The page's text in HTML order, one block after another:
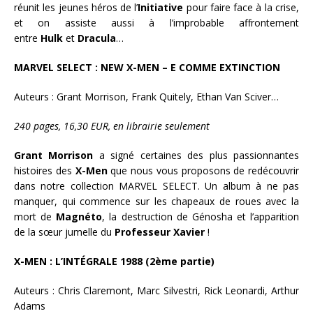
réunit les jeunes héros de l’Initiative pour faire face à la crise,
et on assiste aussi à l’improbable affrontement
entre Hulk et Dracula…
MARVEL SELECT : NEW X-MEN – E COMME EXTINCTION
Auteurs : Grant Morrison, Frank Quitely, Ethan Van Sciver…
240 pages, 16,30 EUR, en librairie seulement
Grant Morrison a signé certaines des plus passionnantes
histoires des X-Menque nous vous proposons de redécouvrir
dans notre collection MARVEL SELECT. Un album à ne pas
manquer, qui commence sur les chapeaux de roues avec la
mort de Magnéto, la destruction de Génosha et l’apparition
de la sœur jumelle du Professeur Xavier !
X-MEN : L’INTÉGRALE 1988 (2ème partie)
Auteurs : Chris Claremont, Marc Silvestri, Rick Leonardi, Arthur
Adams